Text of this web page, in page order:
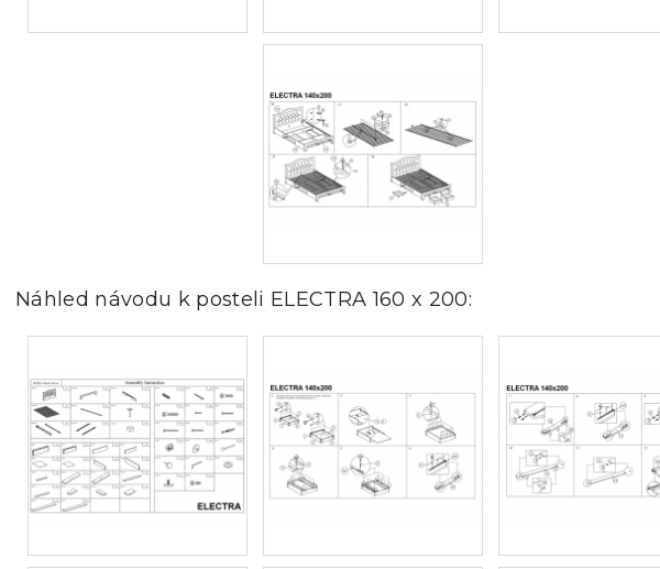
Náhled návodu k posteli ELECTRA 160 x 200: